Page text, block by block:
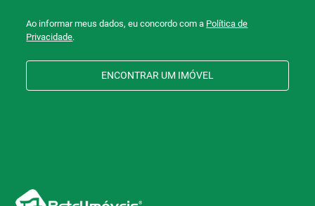
Ao informar meus dados, eu concordo com a Política de
Privacidade.
ENCONTRAR UM IMÓVEL